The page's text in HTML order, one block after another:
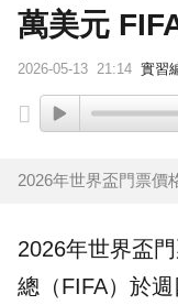
萬美元
2026-05-13 21:14 實習
2026年世界盃門票價
2026年世界盃
總（FIFA）於